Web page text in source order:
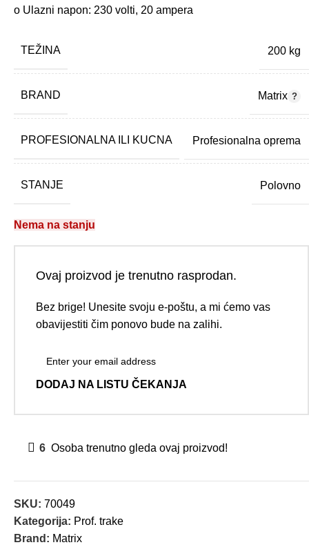
o Ulazni napon: 230 volti, 20 ampera
TEŽINA 200 kg
BRAND Matrix
PROFESIONALNA ILI KUCNA Profesionalna oprema
STANJE Polovno
Nema na stanju
Ovaj proizvod je trenutno rasprodan.
Bez brige! Unesite svoju e-poštu, a mi ćemo vas
obavijestiti čim ponovo bude na zalihi.
DODAJ NA LISTU ČEKANJA
6 Osoba trenutno gleda ovaj proizvod!
SKU: 70049
Kategorija: Prof. trake
Brand: Matrix